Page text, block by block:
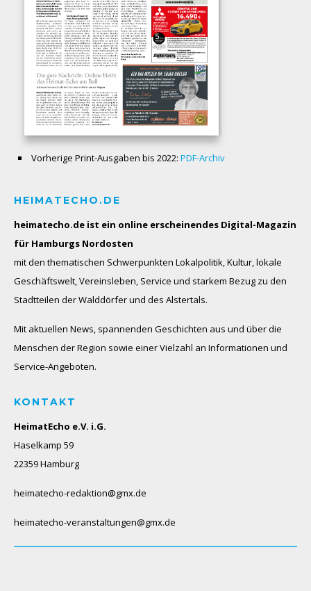
Vorherige Print-Ausgaben bis 2022: PDF-Archiv
HEIMATECHO.DE
heimatecho.de ist ein online erscheinendes Digital-Magazin
für Hamburgs Nordosten
mit den thematischen Schwerpunkten Lokalpolitik, Kultur, lokale
Geschäftswelt, Vereinsleben, Service und starkem Bezug zu den
Stadtteilen der Walddörfer und des Alstertals.
Mit aktuellen News, spannenden Geschichten aus und über die
Menschen der Region sowie einer Vielzahl an Informationen und
Service-Angeboten.
KONTAKT
HeimatEcho e.V. i.G.
Haselkamp 59
22359 Hamburg
heimatecho-redaktion@gmx.de
heimatecho-veranstaltungen@gmx.de